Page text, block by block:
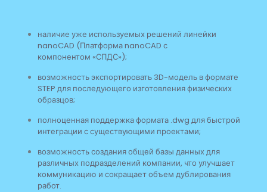
наличие уже используемых решений линейки
nanoCAD (Платформа nanoCAD с
компонентом «СПДС»);
возможность экспортировать 3D-модель в формате
STEP для последующего изготовления физических
образцов;
полноценная поддержка формата .dwg для быстрой
интеграции с существующими проектами;
возможность создания общей базы данных для
различных подразделений компании, что улучшает
коммуникацию и сокращает объем дублирования
работ.